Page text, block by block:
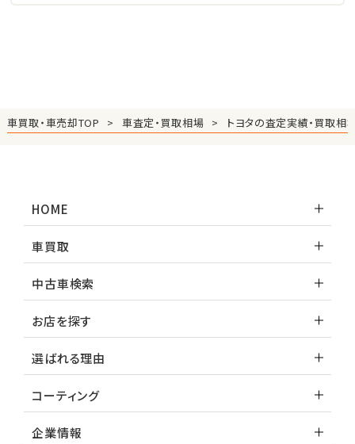
車買取・車売却TOP 車査定・買取相場 トヨタの査定実績・買取相
HOME
車買取
中古車検索
お店を探す
選ばれる理由
コーティング
企業情報